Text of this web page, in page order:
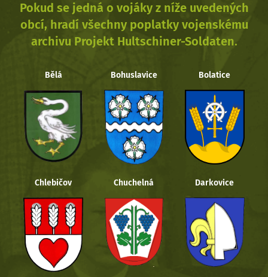
Pokud se jedná o vojáky z níže uvedených
obcí, hradí všechny poplatky vojenskému
archivu Projekt Hultschiner-Soldaten.
Bělá Bohuslavice Bolatice
Chlebičov Chuchelná Darkovice